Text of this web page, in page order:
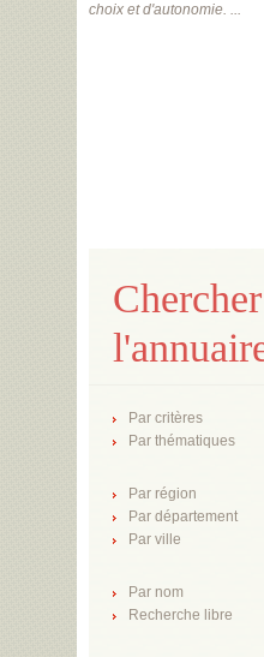
choix et d'autonomie. ...
Par critères
Par thématiques
Par région
Par département
Par ville
Par nom
Recherche libre